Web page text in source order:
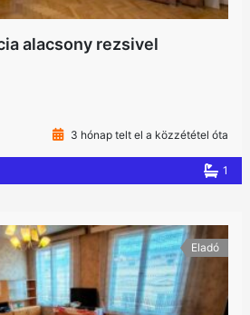
alacsony rezsivel
3 hónap telt el a közzététel óta
1
Eladó